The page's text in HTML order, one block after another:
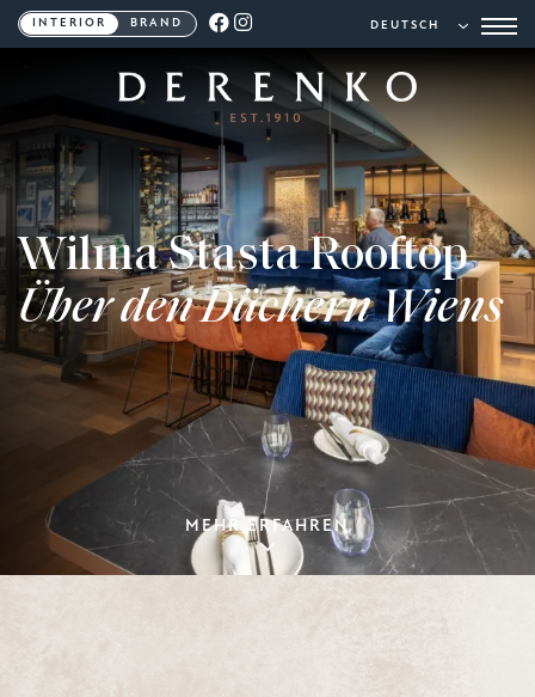
INTERIOR BRAND
Wilma Stasta Rooftop
Über den Dächern Wiens
MEHR ERFAHREN